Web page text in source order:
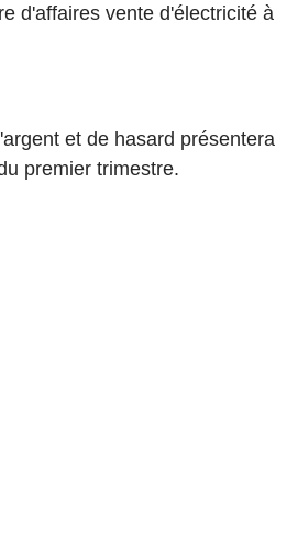
d'affaires vente d'électricité à
et de hasard présentera
premier trimestre.